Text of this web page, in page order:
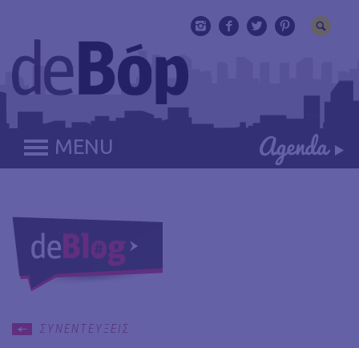
MENU
ΣΥΝΕΝΤΕΥΞΕΙΣ